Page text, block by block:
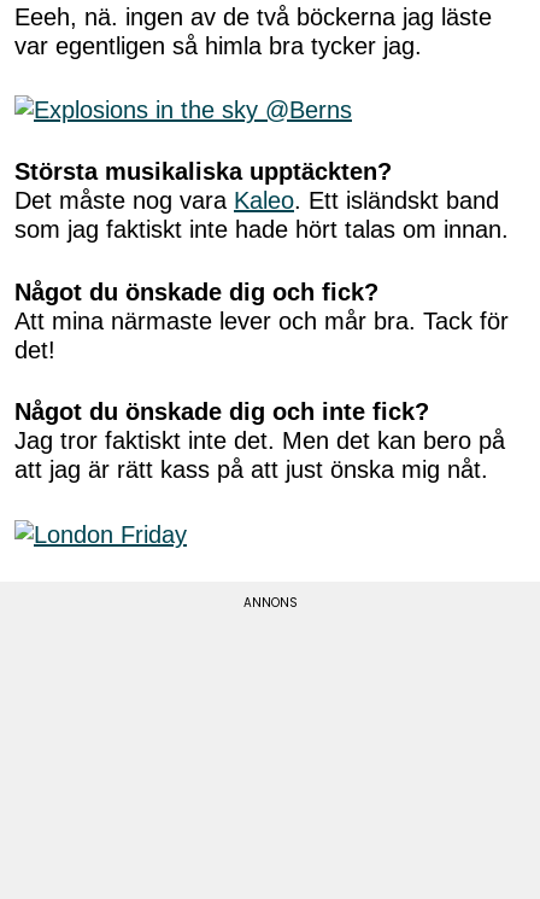
Eeeh, nä. ingen av de två böckerna jag läste
var egentligen så himla bra tycker jag.
Största musikaliska upptäckten?
Det måste nog vara Kaleo. Ett isländskt band
som jag faktiskt inte hade hört talas om innan.
Något du önskade dig och fick?
Att mina närmaste lever och mår bra. Tack för
det!
Något du önskade dig och inte fick?
Jag tror faktiskt inte det. Men det kan bero på
att jag är rätt kass på att just önska mig nåt.